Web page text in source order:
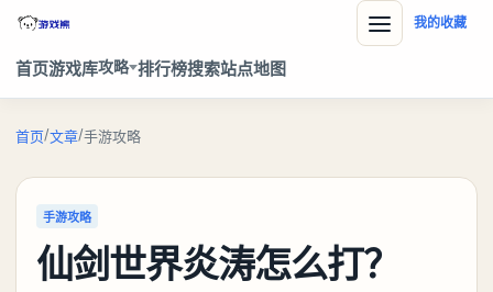
首页游戏库攻略 排行榜搜索站点地图
我的收藏
首页/文章/手游攻略
手游攻略
仙剑世界炎涛怎么打？